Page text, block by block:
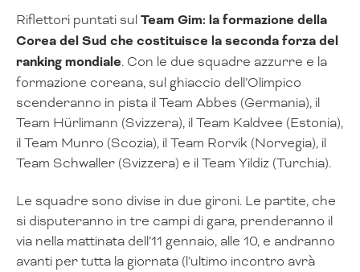
Riflettori puntati sulTeam Gim: la formazione della
Corea del Sud che costituisce la seconda forza del
ranking mondiale. Con le due squadre azzurre e la
formazione coreana, sul ghiaccio dell’Olimpico
scenderanno in pista il Team Abbes (Germania), il
Team Hürlimann (Svizzera), il Team Kaldvee (Estonia),
il Team Munro (Scozia), il Team Rorvik (Norvegia), il
Team Schwaller (Svizzera) e il Team Yildiz (Turchia).
Le squadre sono divise in due gironi. Le partite, che
si disputeranno in tre campi di gara, prenderanno il
via nella mattinata dell’11 gennaio, alle 10, e andranno
avanti per tutta la giornata (l’ultimo incontro avrà